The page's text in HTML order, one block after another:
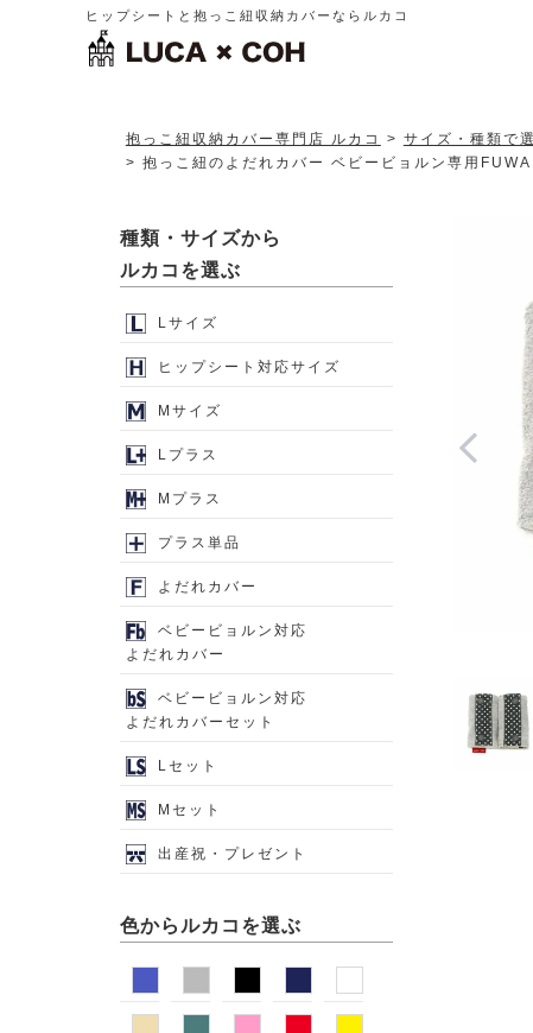
ヒップシートと抱っこ紐収納カバーならルカコ
抱っこ紐収納カバー専門店 ルカコ サイズ・種類で
抱っこ紐のよだれカバー ベビービョルン専用
種類・サイズから
ルカコを選ぶ
Lサイズ
ヒップシート対応サイズ
Mサイズ
Lプラス
Mプラス
プラス単品
よだれカバー
ベビービョルン対応
よだれカバー
ベビービョルン対応
よだれカバーセット
Lセット
Mセット
出産祝・プレゼント
色からルカコを選ぶ